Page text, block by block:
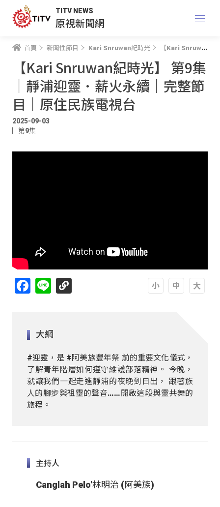
TITV NEWS
原視新聞網
首頁 新聞性節目 Kari Snruwan紀時光 【Kari Snruwan紀時光】 第9集｜靜浦迎靈．薪火永續｜完整節目｜原住民族電視台
【Kari Snruwan紀時光】 第9集
｜靜浦迎靈．薪火永續｜完整節
目｜原住民族電視台
2025-09-03
第9集
Facebook
Line
大綱
#迎靈，是 #阿美族豐年祭 前的重要文化儀式，
了解青年階層如何遵守維護部落精神。 今晚，
就讓我們一起走進靜浦的夜晚到日出， 跟著族
人的腳步與祖靈的聲音……開啟這段與靈共舞的
旅程。
主持人
Canglah Pelo'林明治 (阿美族)